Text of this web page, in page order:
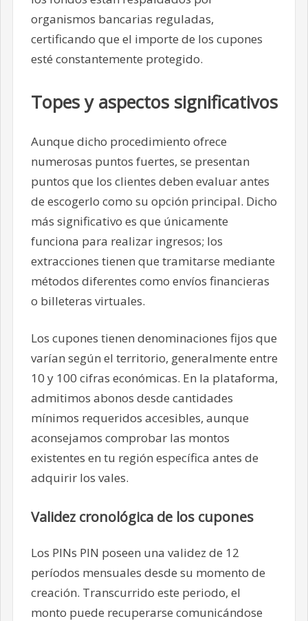
organismos bancarias reguladas,
certificando que el importe de los cupones
esté constantemente protegido.
Topes y aspectos significativos
Aunque dicho procedimiento ofrece
numerosas puntos fuertes, se presentan
puntos que los clientes deben evaluar antes
de escogerlo como su opción principal. Dicho
más significativo es que únicamente
funciona para realizar ingresos; los
extracciones tienen que tramitarse mediante
métodos diferentes como envíos financieras
o billeteras virtuales.
Los cupones tienen denominaciones fijos que
varían según el territorio, generalmente entre
10 y 100 cifras económicas. En la plataforma,
admitimos abonos desde cantidades
mínimos requeridos accesibles, aunque
aconsejamos comprobar las montos
existentes en tu región específica antes de
adquirir los vales.
Validez cronológica de los cupones
Los PINs PIN poseen una validez de 12
períodos mensuales desde su momento de
creación. Transcurrido este periodo, el
monto puede recuperarse comunicándose